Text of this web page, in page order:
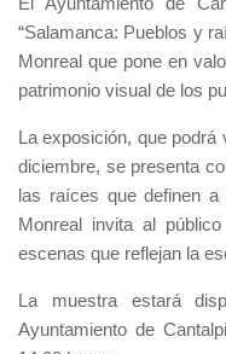
“Salamanca: Pueblos y
Monreal que pone en
patrimonio visual de los
La exposición, que
diciembre, se presenta
las raíces que definen
Monreal invita al
escenas que reflejan la
La muestra estará
Ayuntamiento de